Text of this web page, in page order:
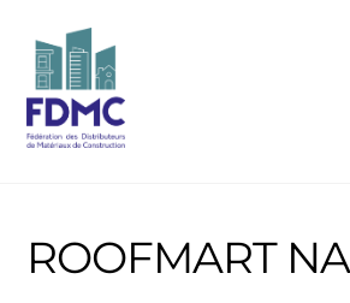
content
ROOFMART